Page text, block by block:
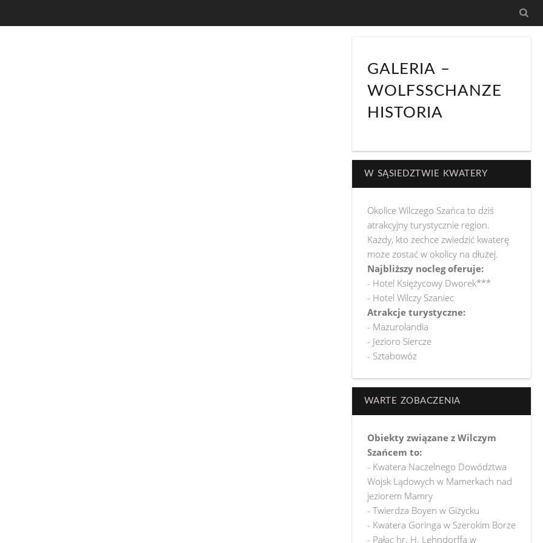
GALERIA –
WOLFSSCHANZE
HISTORIA
W SĄSIEDZTWIE KWATERY
Okolice Wilczego Szańca to dziś
atrakcyjny turystycznie region.
Każdy, kto zechce zwiedzić kwaterę
może zostać w okolicy na dłużej.
Najbliższy nocleg oferuje:
- Hotel Księżycowy Dworek***
- Hotel Wilczy Szaniec
Atrakcje turystyczne:
- Mazurolandia
- Jezioro Siercze
- Sztabowóz
WARTE ZOBACZENIA
Obiekty związane z Wilczym
Szańcem to:
- Kwatera Naczelnego Dowództwa
Wojsk Lądowych w Mamerkach nad
jeziorem Mamry
- Twierdza Boyen w Giżycku
- Kwatera Goringa w Szerokim Borze
- Pałac hr. H. Lehndorffa w